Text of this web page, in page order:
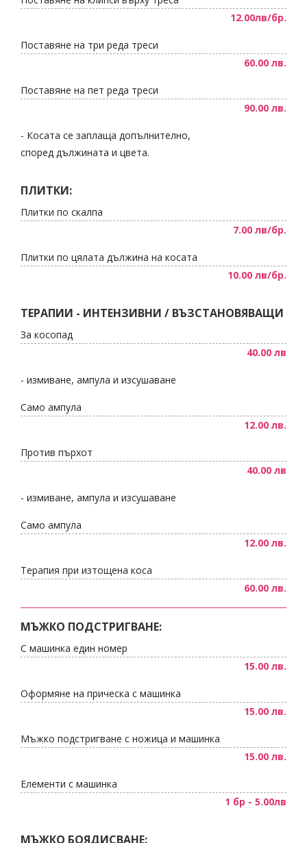
12.00лв/бр.
Поставяне на три реда треси
60.00 лв.
Поставяне на пет реда треси
90.00 лв.
- Косата се заплаща допълнително,
според дължината и цвета.
ПЛИТКИ:
Плитки по скалпа
7.00 лв/бр.
Плитки по цялата дължина на косата
10.00 лв/бр.
ТЕРАПИИ - ИНТЕНЗИВНИ / ВЪЗСТАНОВЯВАЩИ
За косопад
40.00 лв
- измиване, ампула и изсушаване
Само ампула
12.00 лв.
Против пърхот
40.00 лв
- измиване, ампула и изсушаване
Само ампула
12.00 лв.
Терапия при изтощена коса
60.00 лв.
МЪЖКО ПОДСТРИГВАНЕ:
С машинка един номер
15.00 лв.
Оформяне на прическа с машинка
15.00 лв.
Мъжко подстригване с ножица и машинка
15.00 лв.
Елементи с машинка
1 бр - 5.00лв
МЪЖКО БОЯДИСВАНЕ: